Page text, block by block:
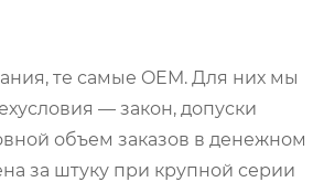
те самые OEM. Для них мы
— закон, допуски
объем заказов в денежном
за штуку при крупной серии